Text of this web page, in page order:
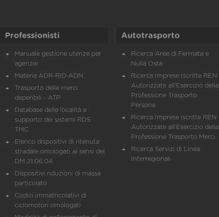
Professionisti
Manuale gestione utenze per
agenzie
Materia ADR-RID-ADN
Trasporto delle merci
deperibili - ATP
Database delle località a
supporto dei sistemi RDS
TMC
Elenco dispositivi di ritenuta
stradale omologati ai sensi del
DM 21.06.04
Dispositivi riduzioni di massa
particolato
Codici immatricolativi di
ciclomotori omologati
Autotrasporto
Ricerca Aree di Fermata e
Nulla Osta
Ricerca Imprese Iscritte REN
Autorizzate all'Esercizio della
Professione Trasporto
Persone
Ricerca Imprese iscritte REN
Autorizzate all'Esercizio della
Professione Trasporto Merci
Ricerca Servizi di Linea
Interregionali